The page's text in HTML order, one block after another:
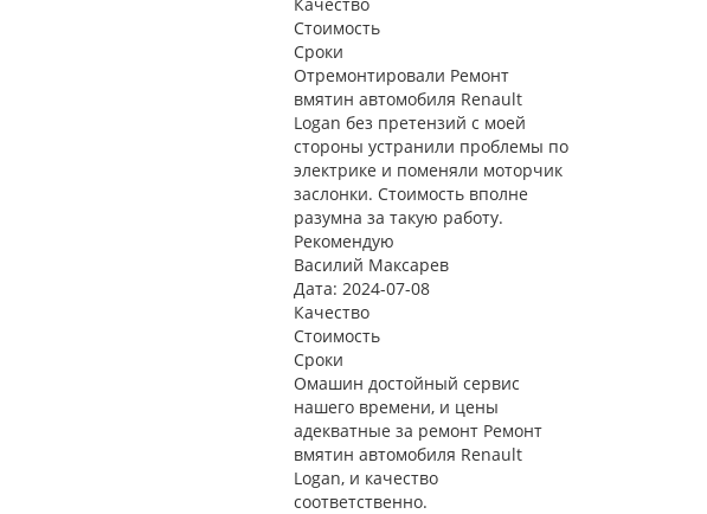
Стоимость
Сроки
Отремонтировали Ремонт
вмятин автомобиля Renault
Logan без претензий с моей
стороны устранили проблемы по
электрике и поменяли моторчик
заслонки. Стоимость вполне
разумна за такую работу.
Рекомендую
Василий Максарев
Дата: 2024-07-08
Качество
Стоимость
Сроки
Омашин достойный сервис
нашего времени, и цены
адекватные за ремонт Ремонт
вмятин автомобиля Renault
Logan, и качество
соответственно.